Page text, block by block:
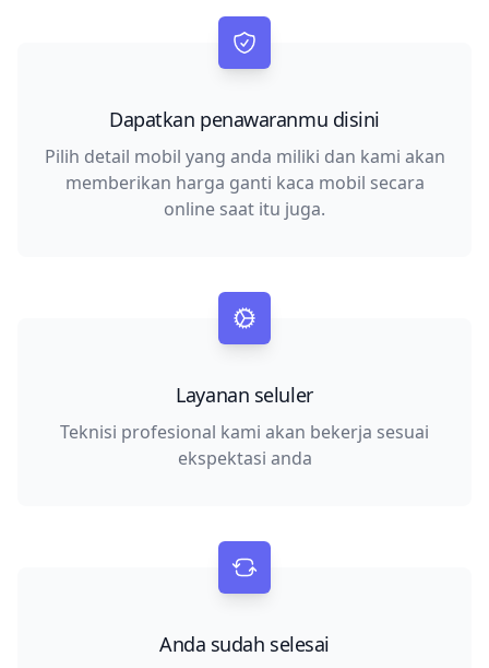
Dapatkan penawaranmu disini
Pilih detail mobil yang anda miliki dan kami akan
memberikan harga ganti kaca mobil secara
online saat itu juga.
Layanan seluler
Teknisi profesional kami akan bekerja sesuai
ekspektasi anda
Anda sudah selesai